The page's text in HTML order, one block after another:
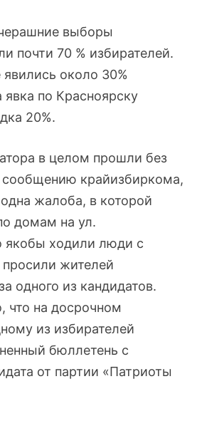
выборы
почти 70 % избирателей.
около 30%
явка по Красноярску
20%.
в целом прошли без
сообщению крайизбиркома,
жалоба, в которой
домам на ул.
якобы ходили люди с
жителей
одного из кандидатов.
что на досрочном
из избирателей
бюллетень с
от партии «Патриоты